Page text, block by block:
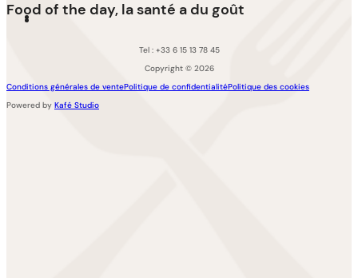
Food of the day, la santé a du goût
Tel : +33 6 15 13 78 45
Copyright © 2026
Conditions générales de ventePolitique de confidentialitéPolitique des cookies
Powered by Kafé Studio